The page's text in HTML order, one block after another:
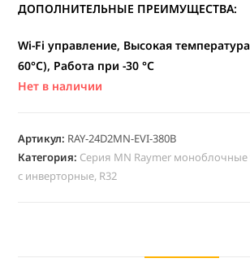
ДОПОЛНИТЕЛЬНЫЕ ПРЕИМУЩЕСТВА:
Wi-Fi управление, Высокая
60°C), Работа при -30 °C
Нет в наличии
Артикул: RAY-24D2MN-EVI-380В
Категория: Серия MN Raymer моноблочные
с инверторные, R32